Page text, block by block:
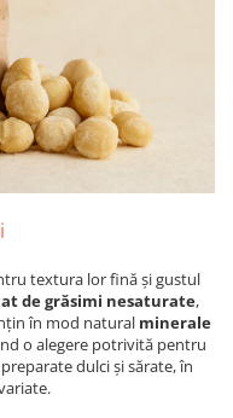
textura lor fină și gustul
de grăsimi nesaturate,
în mod natural minerale
o alegere potrivită pentru
dulci și sărate, în